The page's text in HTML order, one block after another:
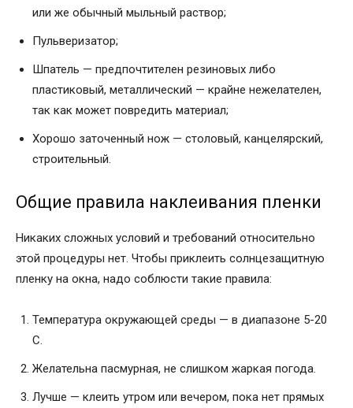
или же обычный мыльный раствор;
Пульверизатор;
Шпатель — предпочтителен резиновых либо
пластиковый, металлический — крайне нежелателен,
так как может повредить материал;
Хорошо заточенный нож — столовый, канцелярский,
строительный.
Общие правила наклеивания пленки
Никаких сложных условий и требований относительно
этой процедуры нет. Чтобы приклеить солнцезащитную
пленку на окна, надо соблюсти такие правила:
Температура окружающей среды — в диапазоне 5-20
С.
Желательна пасмурная, не слишком жаркая погода.
Лучше — клеить утром или вечером, пока нет прямых